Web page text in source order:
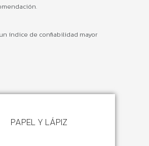
índice de confiabilidad mayor
PAPEL Y LÁPIZ